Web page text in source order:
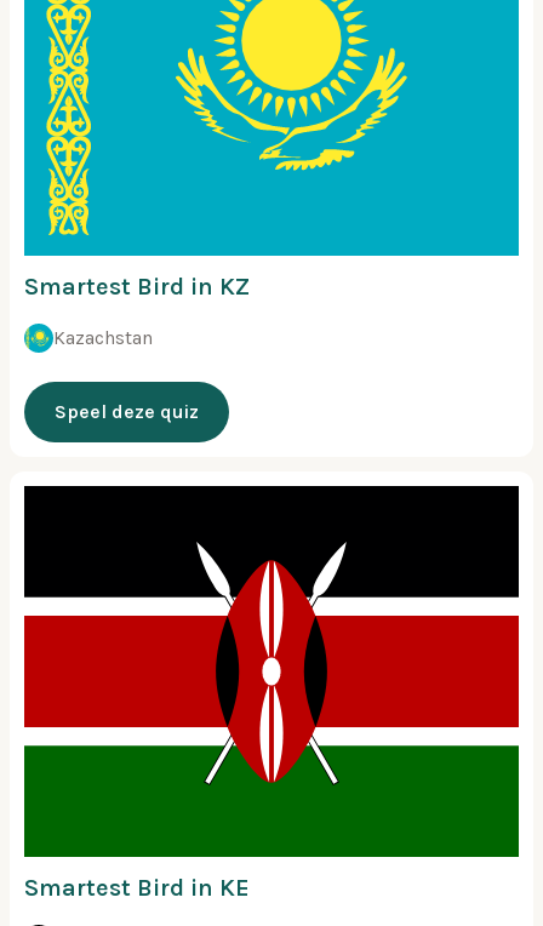
Smartest Bird in KZ
Kazachstan
Speel deze quiz
Smartest Bird in KE